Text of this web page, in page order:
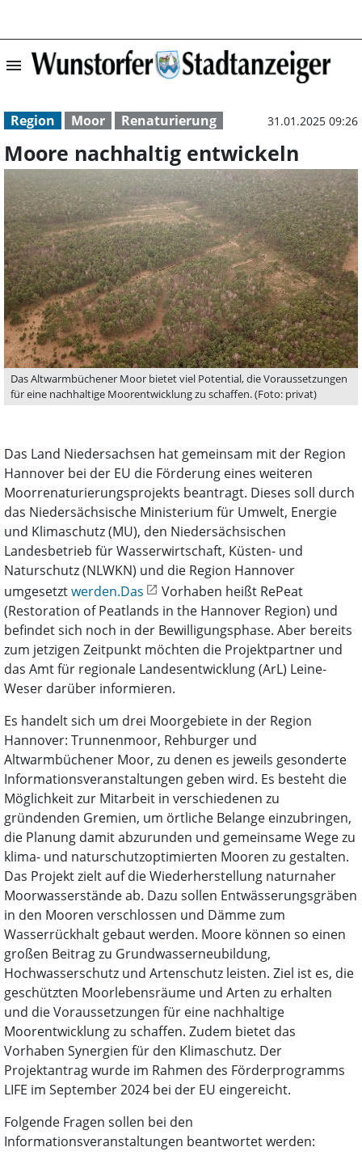
menu Moore
Region Moor Renaturierung 31.01.2025 09:26
Moore nachhaltig entwickeln
Das Altwarmbüchener Moor bietet viel Potential, die Voraussetzungen
für eine nachhaltige Moorentwicklung zu schaffen. (Foto: privat)
Das Land Niedersachsen hat gemeinsam mit der Region
Hannover bei der EU die Förderung eines weiteren
Moorrenaturierungsprojekts beantragt. Dieses soll durch
das Niedersächsische Ministerium für Umwelt, Energie
und Klimaschutz (MU), den Niedersächsischen
Landesbetrieb für Wasserwirtschaft, Küsten- und
Naturschutz (NLWKN) und die Region Hannover
umgesetztwerden.Das
Vorhaben heißt RePeat
(Restoration of Peatlands in the Hannover Region) und
befindet sich noch in der Bewilligungsphase. Aber bereits
zum jetzigen Zeitpunkt möchten die Projektpartner und
das Amt für regionale Landesentwicklung (ArL) Leine-
Weser darüber informieren.
Es handelt sich um drei Moorgebiete in der Region
Hannover: Trunnenmoor, Rehburger und
Altwarmbüchener Moor, zu denen es jeweils gesonderte
Informationsveranstaltungen geben wird. Es besteht die
Möglichkeit zur Mitarbeit in verschiedenen zu
gründenden Gremien, um örtliche Belange einzubringen,
die Planung damit abzurunden und gemeinsame Wege zu
klima- und naturschutzoptimierten Mooren zu gestalten.
Das Projekt zielt auf die Wiederherstellung naturnaher
Moorwasserstände ab. Dazu sollen Entwässerungsgräben
in den Mooren verschlossen und Dämme zum
Wasserrückhalt gebaut werden. Moore können so einen
großen Beitrag zu Grundwasserneubildung,
Hochwasserschutz und Artenschutz leisten. Ziel ist es, die
geschützten Moorlebensräume und Arten zu erhalten
und die Voraussetzungen für eine nachhaltige
Moorentwicklung zu schaffen. Zudem bietet das
Vorhaben Synergien für den Klimaschutz. Der
Projektantrag wurde im Rahmen des Förderprogramms
LIFE im September 2024 bei der EU eingereicht.
Folgende Fragen sollen bei den
Informationsveranstaltungen beantwortet werden: